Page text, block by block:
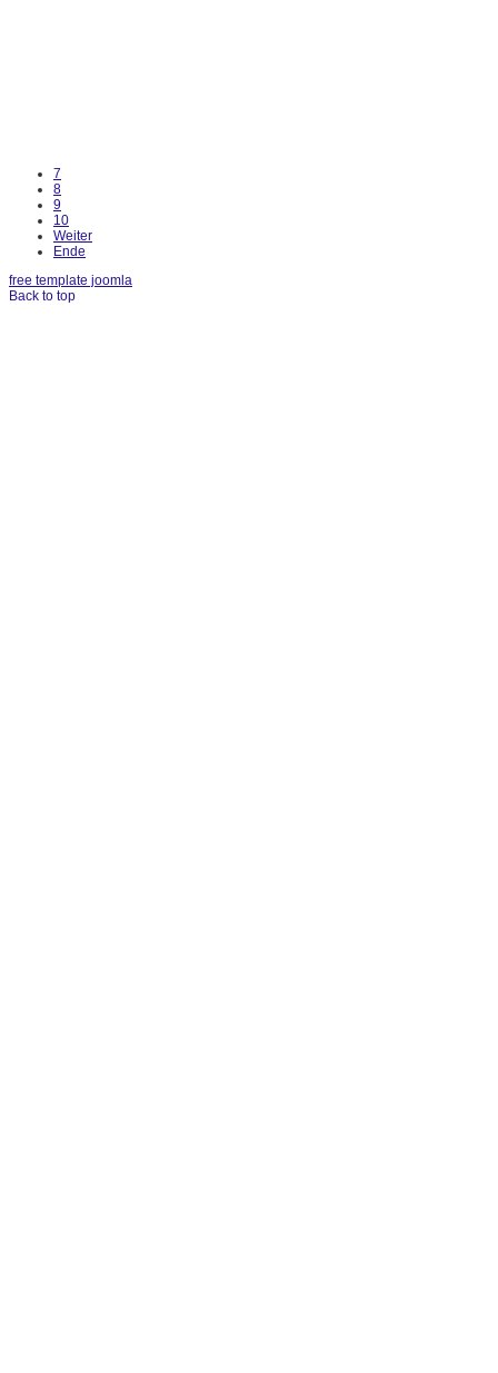
7
8
9
10
Weiter
Ende
free template joomla
Back to top